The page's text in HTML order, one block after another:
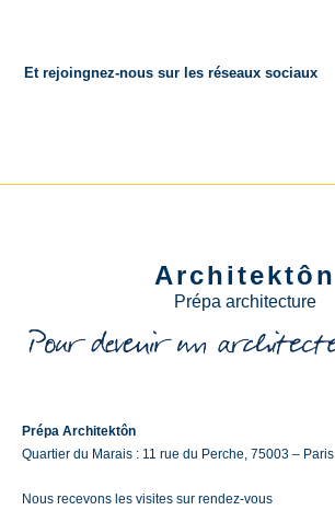
Et rejoingnez-nous sur les réseaux sociaux
Architektôn
Prépa architecture
Prépa Architektôn
Quartier du Marais : 11 rue du Perche, 75003 – Paris
Nous recevons les visites sur rendez-vous